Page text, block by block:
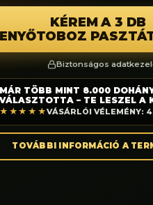
Információk
Rólunk
Általános
feltételek
KÉREM A 3 DB
Biztonságos
MÁR TÖBB MINT 8.000
VÁLASZTOTTA – TE LESZEL A
★★★★★VÁSÁRLÓI VÉLEMÉNY:
TOVÁBBI INFORMÁCIÓ A